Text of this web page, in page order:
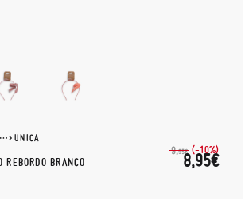
UNICA
REBORDO BRANCO
9,95€ (-10%)
8,95€